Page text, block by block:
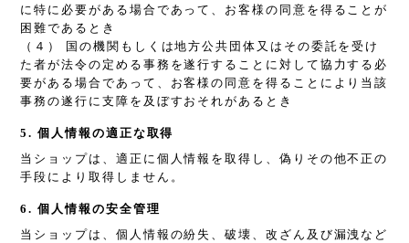
に特に必要がある場合であって、お客様の同意を得ることが
困難であるとき
（４） 国の機関もしくは地方公共団体又はその委託を受け
た者が法令の定める事務を遂行することに対して協力する必
要がある場合であって、お客様の同意を得ることにより当該
事務の遂行に支障を及ぼすおそれがあるとき
5. 個人情報の適正な取得
当ショップは、適正に個人情報を取得し、偽りその他不正の
手段により取得しません。
6. 個人情報の安全管理
当ショップは、個人情報の紛失、破壊、改ざん及び漏洩など